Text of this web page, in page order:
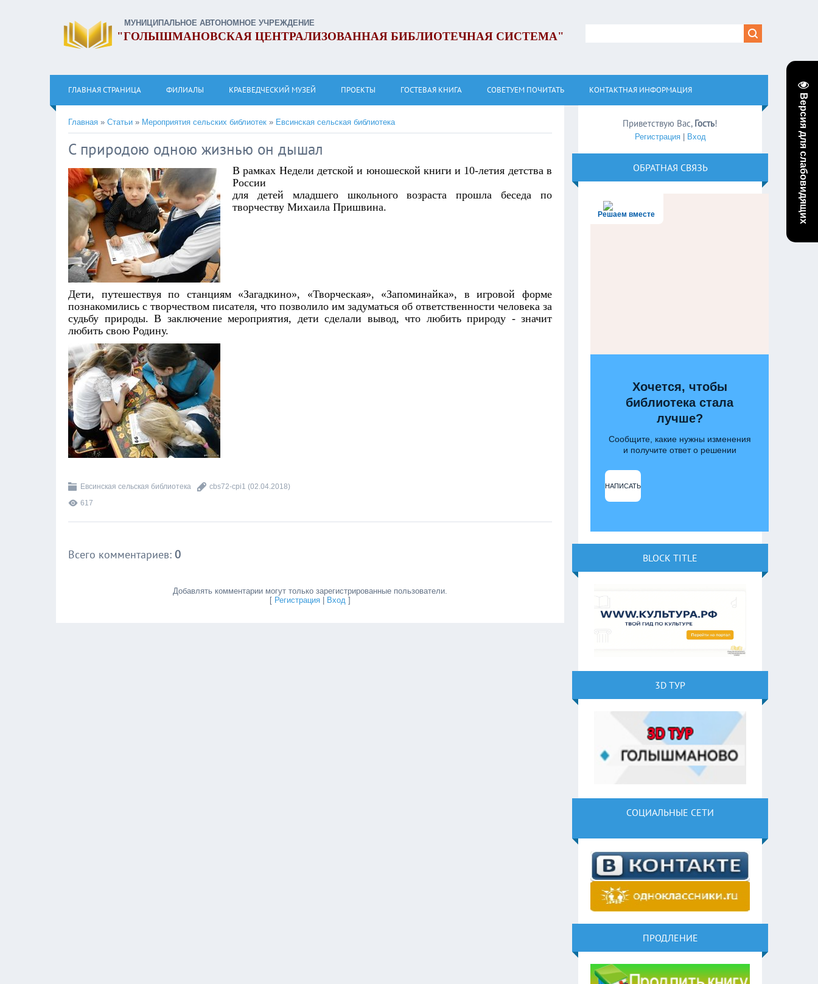
Версия для слабовидящих
МУНИЦИПАЛЬНОЕ АВТОНОМНОЕ УЧРЕЖДЕНИЕ
"ГОЛЫШМАНОВСКАЯ ЦЕНТРАЛИЗОВАННАЯ БИБЛИОТЕЧНАЯ СИСТЕМА"
ГЛАВНАЯ СТРАНИЦА ФИЛИАЛЫ КРАЕВЕДЧЕСКИЙ МУЗЕЙ ПРОЕКТЫ ГОСТЕВАЯ КНИГА СОВЕТУЕМ ПОЧИТАТЬ КОНТАКТНАЯ ИНФОРМАЦИЯ
Главная » Статьи » Мероприятия сельских библиотек » Евсинская сельская библиотека
С природою одною жизнью он дышал
В рамках Недели детской и юношеской книги и 10-летия детства в
России
для детей младшего школьного возраста прошла беседа по
творчеству Михаила Пришвина.
Дети, путешествуя по станциям «Загадкино», «Творческая», «Запоминайка», в игровой форме
познакомились с творчеством писателя, что позволило им задуматься об ответственности человека за
судьбу природы. В заключение мероприятия, дети сделали вывод, что любить природу - значит
любить свою Родину.
Евсинская сельская библиотека cbs72-cpi1 (02.04.2018)
617
Всего комментариев: 0
Добавлять комментарии могут только зарегистрированные пользователи.
[ Регистрация Вход ]
Приветствую Вас, Гость!
Регистрация| Вход
ОБРАТНАЯ СВЯЗЬ
Решаем вместе
Хочется, чтобы
библиотека стала
лучше?
Сообщите, какие нужны изменения
и получите ответ о решении
НАПИСАТЬ
BLOCK TITLE
3D ТУР
СОЦИАЛЬНЫЕ СЕТИ
ПРОДЛЕНИЕ